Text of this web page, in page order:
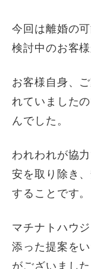
今回は離婚の
検討中のお客
お客様自身、
れていました
んでした。
われわれが協
安を取り除き
することです。
マチナトハウ
添った提案を
がございまし